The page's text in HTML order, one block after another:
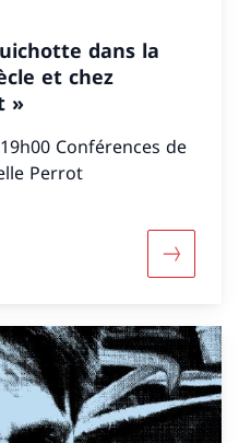
dans la
et chez
»
de
Perrot